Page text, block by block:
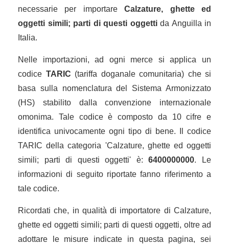
necessarie per importareCalzature, ghette ed
oggetti simili; parti di questi oggettida Anguilla in
Italia.
Nelle importazioni, ad ogni merce si applica un
codice TARIC (tariffa doganale comunitaria) che si
basa sulla nomenclatura del Sistema Armonizzato
(HS) stabilito dalla convenzione internazionale
omonima. Tale codice è composto da 10 cifre e
identifica univocamente ogni tipo di bene. Il codice
TARIC della categoria 'Calzature, ghette ed oggetti
simili; parti di questi oggetti' è:6400000000. Le
informazioni di seguito riportate fanno riferimento a
tale codice.
Ricordati che, in qualità di importatore di Calzature,
ghette ed oggetti simili; parti di questi oggetti, oltre ad
adottare le misure indicate in questa pagina, sei